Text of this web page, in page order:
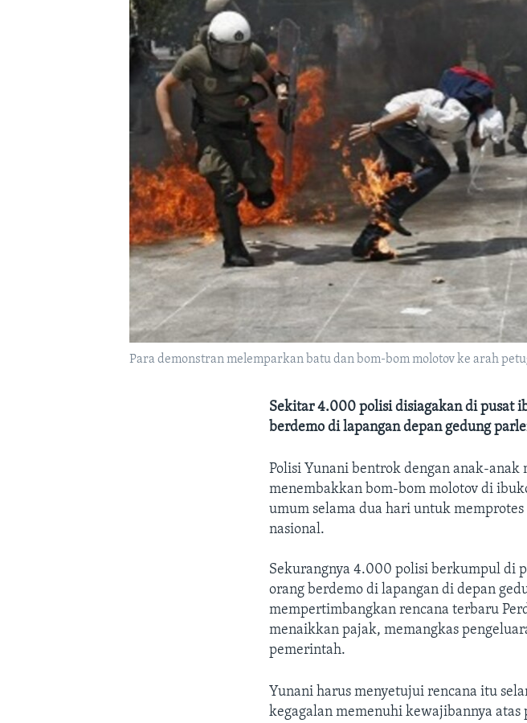
Para demonstran melemparkan batu dan bom-bom molotov ke arah
Sekitar 4.000 polisi disiagakan di pusat
berdemo di lapangan depan gedung
Polisi Yunani bentrok dengan anak-anak
menembakkan bom-bom molotov di
umum selama dua hari untuk
nasional.
Sekurangnya 4.000 polisi berkumpul di
orang berdemo di lapangan di depan
mempertimbangkan rencana terbaru
menaikkan pajak, memangkas
pemerintah.
Yunani harus menyetujui rencana itu
kegagalan memenuhi kewajibannya